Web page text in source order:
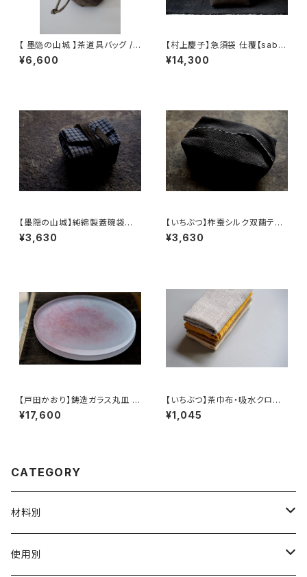
【 墨隐の山城 】茶道具バッグ /
Tea Utensil Bag
¥6,600
【村上慶子】急須袋 仕覆【sabi-
nuno】teapot bag tea cadd
y pouch
¥14,300
【墨隠の山城】純綿製蓋碗袋内【
【 墨隐の山城 】香雲紗 植物染
仕覆 めカップ袋 【 Ink & Moun
¥3,630
【いちぶつ】柞蚕シルク双繭ティ
ッシュカバー【 ichibutu 】Tuss
ah Silk Tissue Case
¥3,630
【戸田かおり】鋳造ガラス丸皿 /
【kaoritoda】Cast Glass Rou
nd Plate
¥17,600
【いちぶつ】茶巾布・吸水クロス
｜速乾・カビが生えにくい
¥1,045
CATEGORY
材料別
陶磁器
使用別